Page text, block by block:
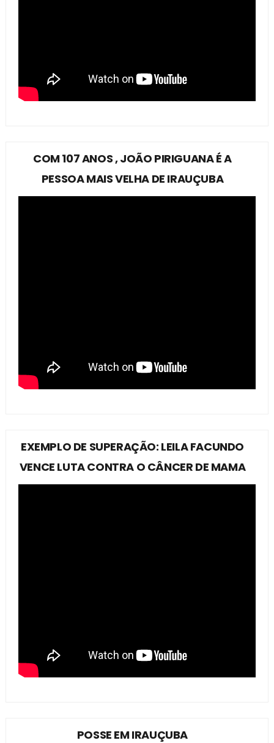
COM 107 ANOS , JOÃO PIRIGUANA É A
PESSOA MAIS VELHA DE IRAUÇUBA
EXEMPLO DE SUPERAÇÃO: LEILA FACUNDO
VENCE LUTA CONTRA O CÂNCER DE MAMA
POSSE EM IRAUÇUBA